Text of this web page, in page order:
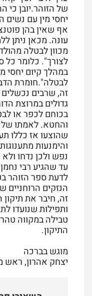
של הזוהר.יובן כי
יחסי מין עם נשים
אף שאין בהן
עונה. מכאן ניתן
מכוון לבטלה
לצורך". כלומר
במהלך קיום יחסי
לבטלה".חומרת
זה, שרבים נכשלים
גדולים במרוצת
בכוחם לכפר או
והחטא. לאמתו של
שהוצעו אז כללו
והימנעות
נפש ולכן נדחו
עד שהגיע רבי
לדעת ספר הזוהר
הנזקים הרוחניים
זה, חיבר את
ותפילות שנועדו
טבילה במקווה
התיקון.
מוגש בברכה
יצחק אהרון, ראש